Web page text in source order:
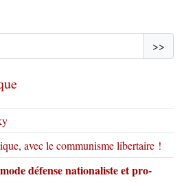
>>
avec le communisme libertaire !
défense nationaliste et pro-